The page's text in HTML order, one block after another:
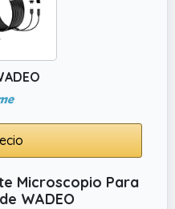
juguetes para
profesionales
Tome el control de
con las 8 luces
suavemente el
en el lateral.Estas
una visibilidad
lo que le
Microscopio Para
WADEO